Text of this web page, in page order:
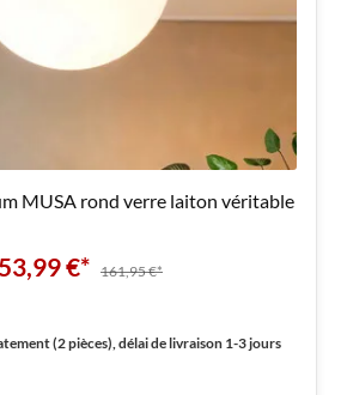
MUSA rond verre laiton véritable
€* 161,95 €*
(2 pièces), délai de livraison 1-3 jours